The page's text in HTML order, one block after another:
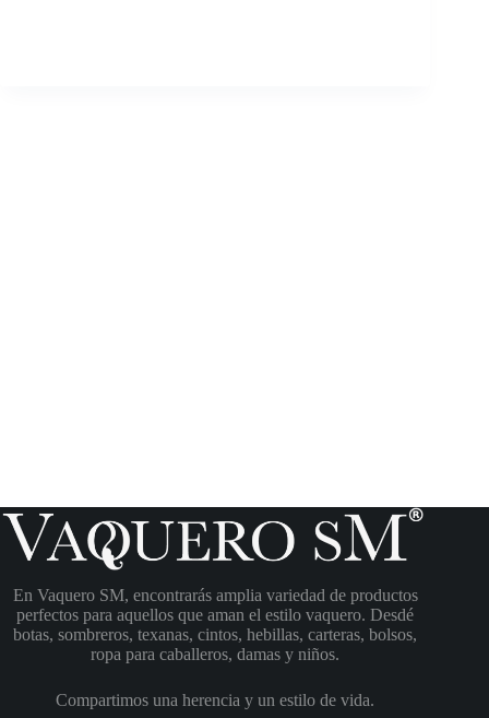
En Vaquero SM, encontrarás amplia variedad de productos
perfectos para aquellos que aman el estilo vaquero. Desdé
botas, sombreros, texanas, cintos, hebillas, carteras, bolsos,
ropa para caballeros, damas y niños.
Compartimos una herencia y un estilo de vida.